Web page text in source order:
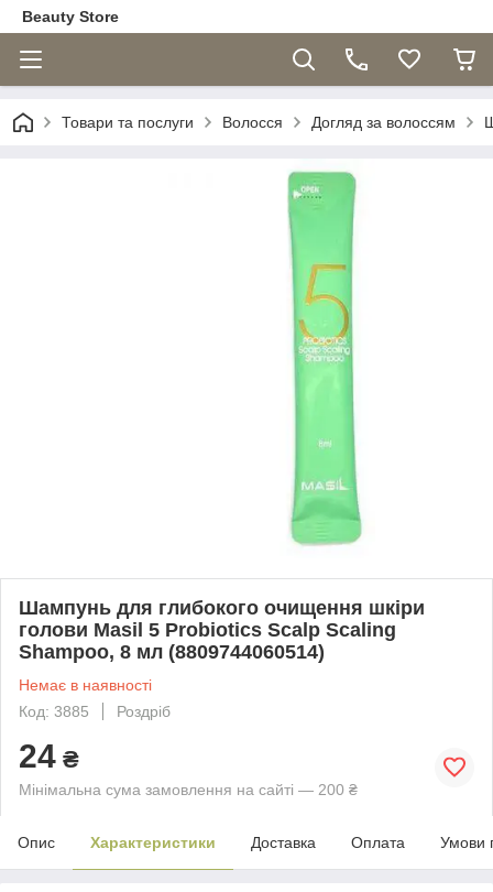
Beauty Store
Товари та послуги Волосся Догляд за волоссям
Шампунь для глибокого очищення шкіри
голови Masil 5 Probiotics Scalp Scaling
Shampoo, 8 мл (8809744060514)
Немає в наявності
Код: 3885
Роздріб
24 ₴
Мінімальна сума замовлення на сайті — 200 ₴
Опис Характеристики Доставка Оплата Умови